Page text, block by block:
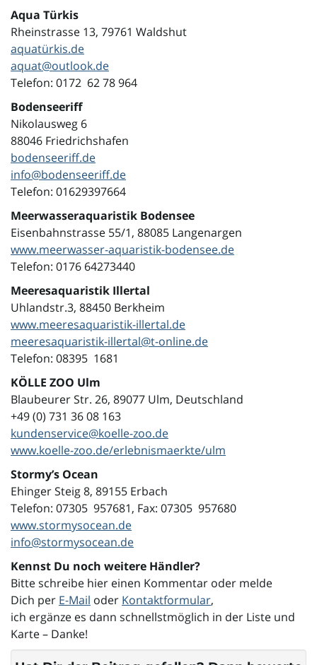
Aqua Türkis
Rheinstrasse 13, 79761 Waldshut
aquatürkis.de
aquat@outlook.de
Telefon: 0172 62 78 964
Bodenseeriff
Nikolausweg 6
88046 Friedrichshafen
bodenseeriff.de
info@bodenseeriff.de
Telefon: 01629397664
Meerwasseraquaristik Bodensee
Eisenbahnstrasse 55/1, 88085 Langenargen
www.meerwasser-aquaristik-bodensee.de
Telefon: 0176 64273440
Meeresaquaristik Illertal
Uhlandstr.3, 88450 Berkheim
www.meeresaquaristik-illertal.de
meeresaquaristik-illertal@t-online.de
Telefon: 08395 1681
KÖLLE ZOO Ulm
Blaubeurer Str. 26, 89077 Ulm, Deutschland
+49 (0) 731 36 08 163
kundenservice@koelle-zoo.de
www.koelle-zoo.de/erlebnismaerkte/ulm
Stormy’s Ocean
Ehinger Steig 8, 89155 Erbach
Telefon: 07305 957681, Fax: 07305 957680
www.stormysocean.de
info@stormysocean.de
Kennst Du noch weitere Händler?
Bitte schreibe hier einen Kommentar oder melde
Dich per E-Mail oder Kontaktformular,
ich ergänze es dann schnellstmöglich in der Liste und
Karte – Danke!